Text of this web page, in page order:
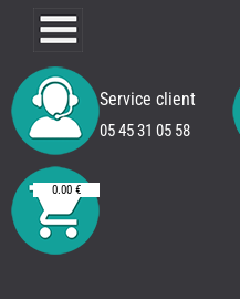
Service client
05 45 31 05 58
0.00 €